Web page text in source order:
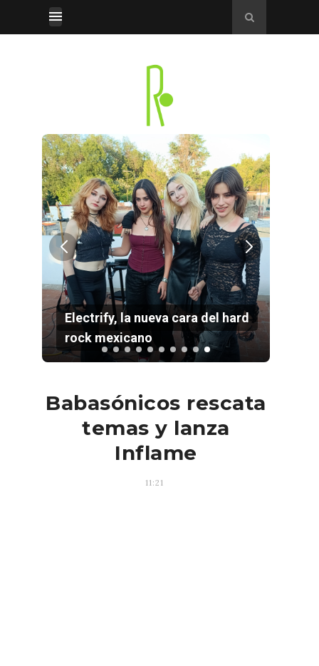
Electrify, la nueva cara del hard
rock mexicano
Babasónicos rescata
temas y lanza
Inflame
11:21